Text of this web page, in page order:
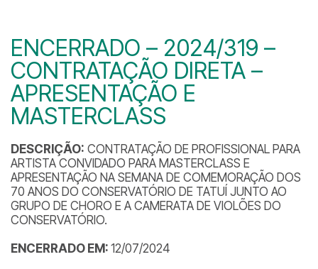
ENCERRADO – 2024/319 –
CONTRATAÇÃO DIRETA –
APRESENTAÇÃO E
MASTERCLASS
DESCRIÇÃO: CONTRATAÇÃO DE PROFISSIONAL PARA
ARTISTA CONVIDADO PARA MASTERCLASS E
APRESENTAÇÃO NA SEMANA DE COMEMORAÇÃO DOS
70 ANOS DO CONSERVATÓRIO DE TATUÍ JUNTO AO
GRUPO DE CHORO E A CAMERATA DE VIOLÕES DO
CONSERVATÓRIO.
ENCERRADO EM: 12/07/2024